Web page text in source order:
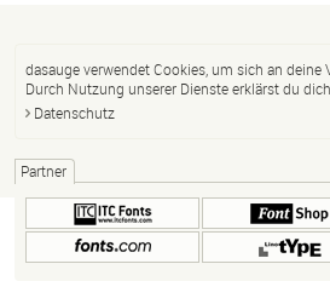
dasauge verwendet Cookies, um sich an deine
Durch Nutzung unserer Dienste erklärst du
Datenschutz
Partner